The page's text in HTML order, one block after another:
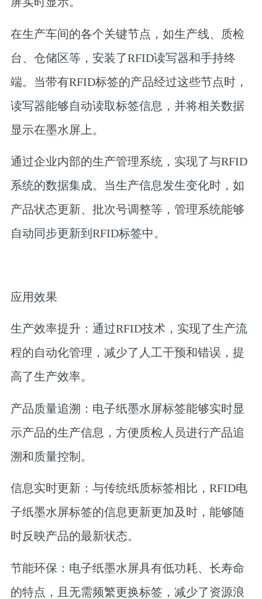
在生产车间的各个关键节点，如生产线、质检
台、仓储区等，安装了RFID读写器和手持终
端。当带有RFID标签的产品经过这些节点时，
读写器能够自动读取标签信息，并将相关数据
显示在墨水屏上。
通过企业内部的生产管理系统，实现了与RFID
系统的数据集成。当生产信息发生变化时，如
产品状态更新、批次号调整等，管理系统能够
自动同步更新到RFID标签中。
应用效果
生产效率提升： 通过RFID技术，实现了生产流
程的自动化管理，减少了人工干预和错误，提
高了生产效率。
产品质量追溯： 电子纸墨水屏标签能够实时显
示产品的生产信息，方便质检人员进行产品追
溯和质量控制。
信息实时更新： 与传统纸质标签相比，RFID电
子纸墨水屏标签的信息更新更加及时，能够随
时反映产品的最新状态。
节能环保： 电子纸墨水屏具有低功耗、长寿命
的特点，且无需频繁更换标签，减少了资源浪